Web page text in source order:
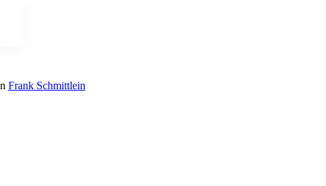
Frank Schmittlein